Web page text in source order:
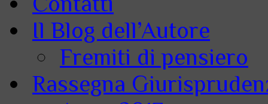
Il Blog dell’Autore
Fremiti di pensiero
Rassegna